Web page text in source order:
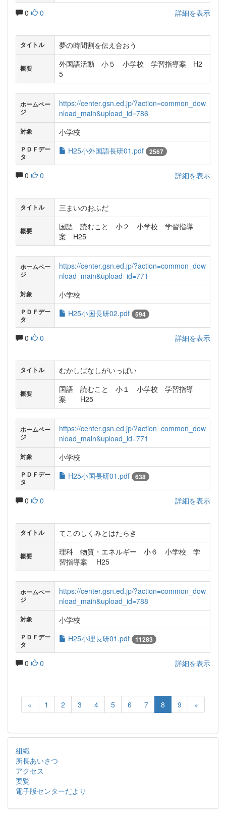
0 0 詳細を表示
タイトル 夢の時間割を伝え合おう
概要
外国語活動 小５ 小学校 学習指導案 H2
5
ホームペー
ジ
https://center.gsn.ed.jp/?action=common_dow
nload_main&upload_id=786
対象 小学校
ＰＤＦデー
タ
H25小外国語長研01.pdf 2567
0 0 詳細を表示
タイトル 三まいのおふだ
概要
国語 読むこと 小２ 小学校 学習指導
案 H25
ホームペー
ジ
https://center.gsn.ed.jp/?action=common_dow
nload_main&upload_id=771
対象 小学校
ＰＤＦデー
タ
H25小国長研02.pdf 594
0 0 詳細を表示
タイトル むかしばなしがいっぱい
概要
国語 読むこと 小１ 小学校 学習指導
案 H25
ホームペー
ジ
https://center.gsn.ed.jp/?action=common_dow
nload_main&upload_id=771
対象 小学校
ＰＤＦデー
タ
H25小国長研01.pdf 638
0 0 詳細を表示
タイトル てこのしくみとはたらき
概要
理科 物質・エネルギー 小６ 小学校 学
習指導案 H25
ホームペー
ジ
https://center.gsn.ed.jp/?action=common_dow
nload_main&upload_id=788
対象 小学校
ＰＤＦデー
タ
H25小理長研01.pdf 11283
0 0 詳細を表示
« 1 2 3 4 5 6 7 8 9 »
組織
所長あいさつ
アクセス
要覧
電子版センターだより